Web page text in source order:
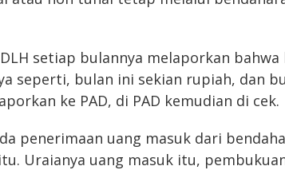
setiap bulannya melaporkan
seperti, bulan ini sekian rupiah, dan
ke PAD, di PAD kemudian di cek.
penerimaan uang masuk dari
Uraianya uang masuk itu,